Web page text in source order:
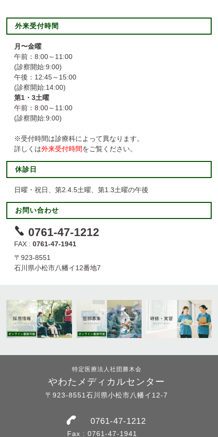
外来受付時間
月〜金曜
午前：8:00～11:00
(診察開始:9:00)
午後：12:45～15:00
(診察開始:14:00)
第1・3土曜
午前：8:00～11:00
(診察開始:9:00)
※受付時間は診療科によって異なります。
詳しくは外来受付時間をご覧ください。
休診日
日曜・祝日、第2.4.5土曜、第1.3土曜の午後
お問い合わせ
0761-47-1212
FAX :0761-47-1941
〒923-8551
石川県小松市八幡イ12番地7
特定医療法人社団勝木会
やわたメディカルセンター
〒923-8551石川県小松市八幡イ12-7
0761-47-1212
Fax : 0761-47-1941